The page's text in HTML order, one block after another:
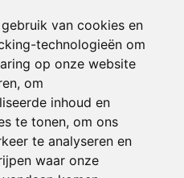
van cookies en
technologieën om
op onze website
om
inhoud en
te tonen, om ons
te analyseren en
waar onze